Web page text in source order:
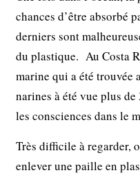
chances d’être absorbé
derniers sont
du plastique. Au Costa
marine qui a été trouvée
narines à été vue plus
les consciences dans le
Très diﬃcile à regarder,
enlever une paille en